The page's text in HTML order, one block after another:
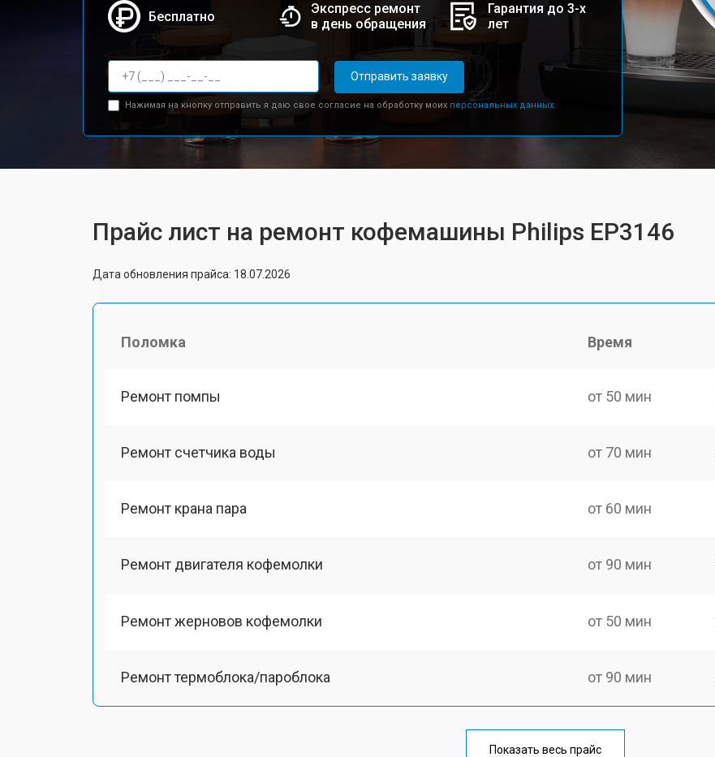
Бесплатно
Экспресс ремонт
в день обращения
Гарантия до 3-х
лет
Отправить заявку
Нажимая на кнопку отправить я даю свое согласие на обработку моих персональных данных.
Прайс лист на ремонт кофемашины Philips EP3146
Дата обновления прайса: 18.07.2026
Поломка Время
Ремонт помпы от 50 мин
Ремонт счетчика воды от 70 мин
Ремонт крана пара от 60 мин
Ремонт двигателя кофемолки от 90 мин
Ремонт жерновов кофемолки от 50 мин
Ремонт термоблока/пароблока от 90 мин
от 50 мин
Показать весь прайс